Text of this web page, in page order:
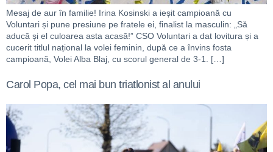
Mesaj de aur în familie! Irina Kosinski a ieșit campioană cu
Voluntari și pune presiune pe fratele ei, finalist la masculin: „Să
aducă și el culoarea asta acasă!” CSO Voluntari a dat lovitura și a
cucerit titlul național la volei feminin, după ce a învins fosta
campioană, Volei Alba Blaj, cu scorul general de 3-1. […]
Carol Popa, cel mai bun triatlonist al anului